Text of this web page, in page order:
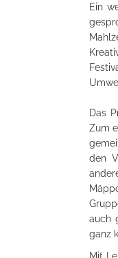
Ein
Das
Zum
den
auch
ganz